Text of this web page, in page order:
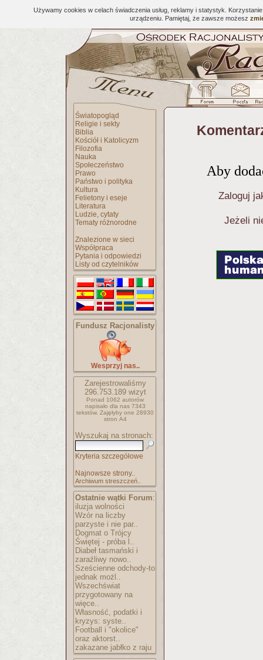
Używamy cookies w celach świadczenia usług, reklamy i statystyk.
urządzeniu. Pamiętaj, że zawsze możesz
Światopogląd
Religie i sekty
Biblia
Kościół i Katolicyzm
Filozofia
Nauka
Społeczeństwo
Prawo
Państwo i polityka
Kultura
Felietony i eseje
Literatura
Ludzie, cytaty
Tematy różnorodne
Znalezione w sieci
Współpraca
Pytania i odpowiedzi
Listy od czytelników
Fundusz Racjonalisty
Wesprzyj nas..
Zarejestrowaliśmy
296.753.189wizyt
Ponad 1062 autorów
napisało dla nas 7343
tekstów. Zajęłyby one 28930
stron A4
Wyszukaj na stronach:
Kryteria szczegółowe
Najnowsze strony..
Archiwum streszczeń..
Ostatnie wątki Forum:
iluzja wolności
Wzór na liczby
parzyste i nie par..
Dogmat o Trójcy
Świętej - próba l..
Diabeł tasmański i
zaraźliwy nowo..
Sześcienne odchody-to
jednak możl..
Wszechświat
przygotowany na
więce..
Własność, podatki i
kryzys: syste..
Football i "okolice"
oraz aktorst..
zakazane jabłko z raju
Aby
Zaloguj
Jeżeli